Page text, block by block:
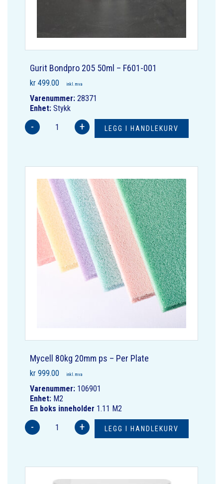
Gurit Bondpro 205 50ml – F601-001
kr 499.00 inkl. mva
Varenummer: 28371
Enhet: Stykk
- + LEGG I HANDLEKURV
Mycell 80kg 20mm ps – Per Plate
kr 999.00 inkl. mva
Varenummer: 106901
Enhet: M2
En boks inneholder 1.11 M2
- + LEGG I HANDLEKURV